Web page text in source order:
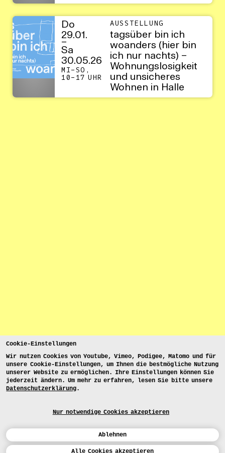
Cookie-Einstellungen
Wir nutzen Cookies von Youtube, Vimeo, Podigee, Matomo und für
unsere Cookie-Einstellungen, um Ihnen die bestmögliche Nutzung
unserer Website zu ermöglichen. Ihre Einstellungen können Sie
jederzeit ändern. Um mehr zu erfahren, lesen Sie bitte unsere
Datenschutzerklärung.
Nur notwendige Cookies akzeptieren
Ablehnen
Alle Cookies akzeptieren
Kalender
Do
29.01.
–
Sa
30.05.26
MI–SO,
10–17 UHR
AUSSTELLUNG
tagsüber bin ich
woanders (hier bin
ich nur nachts) –
Wohnungslosigkeit
und unsicheres
Wohnen in Halle